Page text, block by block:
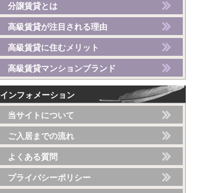
分譲賃貸とは
高級賃貸が注目される理由
高級賃貸に住むメリット
高級賃貸マンションブランド
インフォメーション
当サイトについて
ご入居までの流れ
よくある質問
プライバシーポリシー